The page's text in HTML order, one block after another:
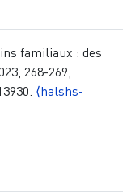
familiaux : des
268-269,
⟨halshs-